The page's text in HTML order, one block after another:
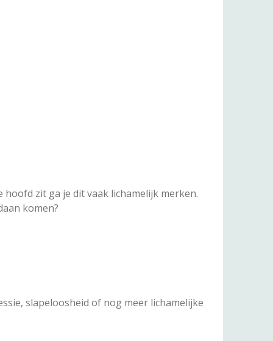
zit ga je dit vaak lichamelijk merken.
komen?
slapeloosheid of nog meer lichamelijke